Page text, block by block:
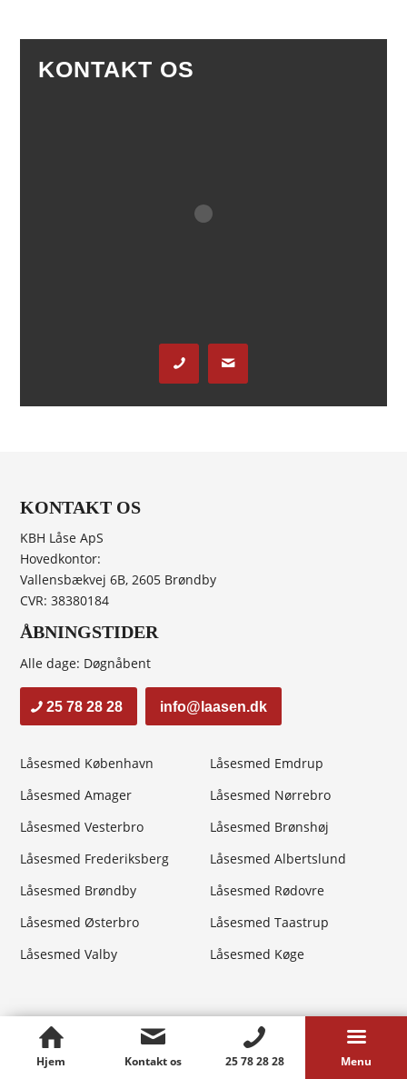
KONTAKT OS
KONTAKT OS
KBH Låse ApS
Hovedkontor:
Vallensbækvej 6B, 2605 Brøndby
CVR: 38380184
ÅBNINGSTIDER
Alle dage: Døgnåbent
25 78 28 28 info@laasen.dk
Låsesmed København
Låsesmed Amager
Låsesmed Vesterbro
Låsesmed Frederiksberg
Låsesmed Brøndby
Låsesmed Østerbro
Låsesmed Valby
Låsesmed Emdrup
Låsesmed Nørrebro
Låsesmed Brønshøj
Låsesmed Albertslund
Låsesmed Rødovre
Låsesmed Taastrup
Låsesmed Køge
Hjem Kontakt os 25 78 28 28 Menu
© Copyright - KBH Låse ApS